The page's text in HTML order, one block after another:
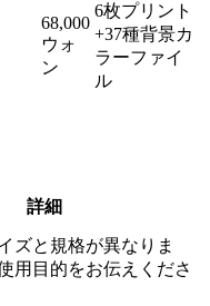
68,000
ウォ
ン
6枚プリント
+37種背景カ
ラーファイ
ル
詳細
ズと規格が異なりま
用目的をお伝えくださ